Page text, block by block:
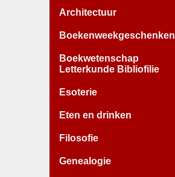
Architectuur
Boekenweekgeschenken
Boekwetenschap
Letterkunde Bibliofilie
Esoterie
Eten en drinken
Filosofie
Genealogie